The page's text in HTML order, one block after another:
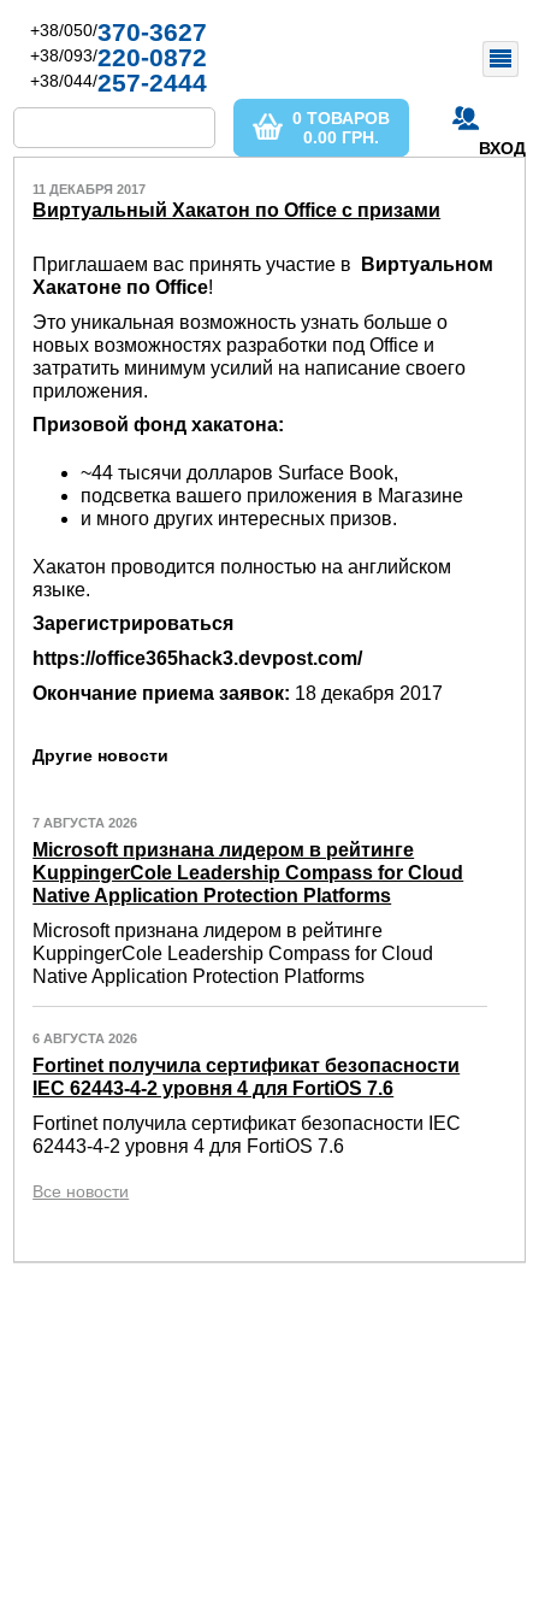
+38/050/370-3627
+38/093/220-0872
+38/044/257-2444
ВХОД
0 ТОВАРОВ
0.00 ГРН.
11 ДЕКАБРЯ 2017
Виртуальный Хакатон по Office с призами
Приглашаем вас принять участие в
Виртуальном
Хакатоне поOffice!
Это уникальная возможность узнать больше о
новых возможностях разработки под Office и
затратить минимум усилий на написание своего
приложения.
Призовой фонд хакатона:
~44 тысячи долларов Surface Book,
подсветка вашего приложения в Магазине
и много других интересных призов.
Хакатон проводится полностью на английском
языке.
Зарегистрироваться
https://office365hack3.devpost.com/
Окончание приема заявок: 18 декабря 2017
Другие новости
7 АВГУСТА 2026
Microsoft признана лидером в рейтинге
KuppingerCole Leadership Compass for Cloud
Native Application Protection Platforms
Microsoft признана лидером в рейтинге
KuppingerCole Leadership Compass for Cloud
Native Application Protection Platforms
6 АВГУСТА 2026
Fortinet получила сертификат безопасности
IEC 62443-4-2 уровня 4 для FortiOS 7.6
Fortinet получила сертификат безопасности IEC
62443-4-2 уровня 4 для FortiOS 7.6
Все новости